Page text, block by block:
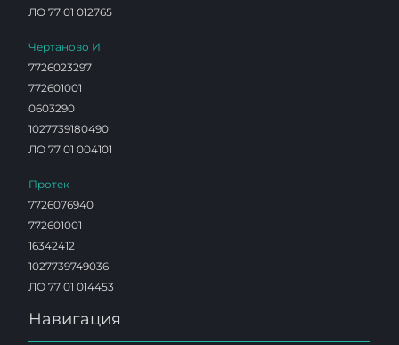
ЛО 77 01 012765
Чертаново И
7726023297
772601001
0603290
1027739180490
ЛО 77 01 004101
Протек
7726076940
772601001
16342412
1027739749036
ЛО 77 01 014453
Навигация